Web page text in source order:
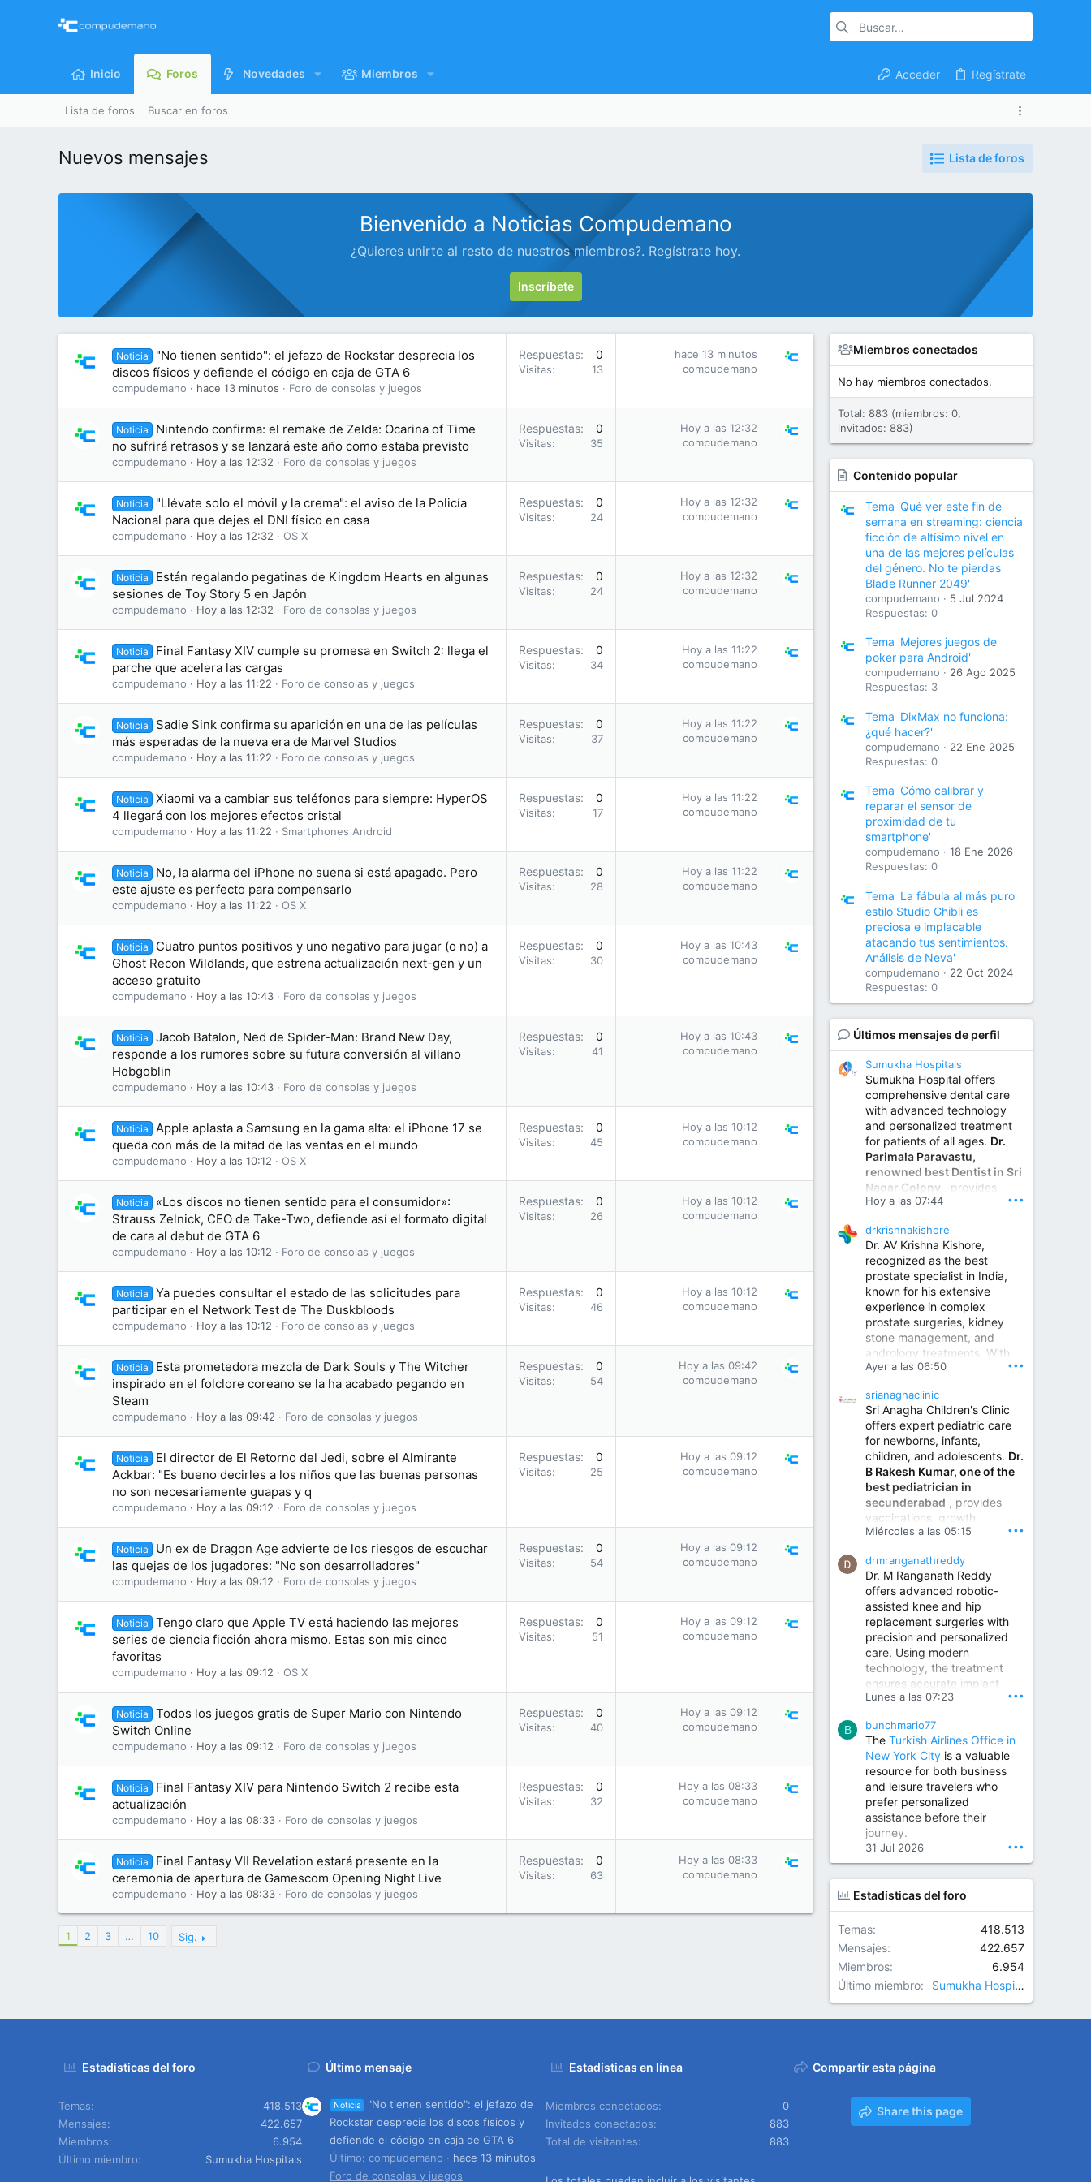
Inicio Foros Novedades Miembros Acceder Regístrate
Lista de foros Buscar en foros
Nuevos mensajes Lista de foros
Bienvenido a Noticias Compudemano
¿Quieres unirte al resto de nuestros miembros?. Regístrate hoy.
Inscríbete
Noticia
"No tienen sentido": el jefazo de Rockstar desprecia los
discos físicos y defiende el código en caja de GTA 6
compudemano hace 13 minutos Foro de consolas y juegos
Respuestas 0
Visitas 13
hace 13 minutos
compudemano
Noticia
Nintendo confirma: el remake de Zelda: Ocarina of Time
no sufrirá retrasos y se lanzará este año como estaba previsto
compudemano Hoy a las 12:32 Foro de consolas y juegos
Respuestas 0
Visitas 35
Hoy a las 12:32
compudemano
Noticia
"Llévate solo el móvil y la crema": el aviso de la Policía
Nacional para que dejes el DNI físico en casa
compudemano Hoy a las 12:32 OS X
Respuestas 0
Visitas 24
Hoy a las 12:32
compudemano
Noticia
Están regalando pegatinas de Kingdom Hearts en algunas
sesiones de Toy Story 5 en Japón
compudemano Hoy a las 12:32 Foro de consolas y juegos
Respuestas 0
Visitas 24
Hoy a las 12:32
compudemano
Noticia
Final Fantasy XIV cumple su promesa en Switch 2: llega el
parche que acelera las cargas
compudemano Hoy a las 11:22 Foro de consolas y juegos
Respuestas 0
Visitas 34
Hoy a las 11:22
compudemano
Noticia
Sadie Sink confirma su aparición en una de las películas
más esperadas de la nueva era de Marvel Studios
compudemano Hoy a las 11:22 Foro de consolas y juegos
Respuestas 0
Visitas 37
Hoy a las 11:22
compudemano
Noticia
Xiaomi va a cambiar sus teléfonos para siempre: HyperOS
4 llegará con los mejores efectos cristal
compudemano Hoy a las 11:22 Smartphones Android
Respuestas 0
Visitas 17
Hoy a las 11:22
compudemano
Noticia
No, la alarma del iPhone no suena si está apagado. Pero
este ajuste es perfecto para compensarlo
compudemano Hoy a las 11:22 OS X
Respuestas 0
Visitas 28
Hoy a las 11:22
compudemano
Noticia
Cuatro puntos positivos y uno negativo para jugar (o no) a
Ghost Recon Wildlands, que estrena actualización next-gen y un
acceso gratuito
compudemano Hoy a las 10:43 Foro de consolas y juegos
Respuestas 0
Visitas 30
Hoy a las 10:43
compudemano
Noticia
Jacob Batalon, Ned de Spider-Man: Brand New Day,
responde a los rumores sobre su futura conversión al villano
Hobgoblin
compudemano Hoy a las 10:43 Foro de consolas y juegos
Respuestas 0
Visitas 41
Hoy a las 10:43
compudemano
Noticia
Apple aplasta a Samsung en la gama alta: el iPhone 17 se
queda con más de la mitad de las ventas en el mundo
compudemano Hoy a las 10:12 OS X
Respuestas 0
Visitas 45
Hoy a las 10:12
compudemano
Noticia
«Los discos no tienen sentido para el consumidor»:
Strauss Zelnick, CEO de Take-Two, defiende así el formato digital
de cara al debut de GTA 6
compudemano Hoy a las 10:12 Foro de consolas y juegos
Respuestas 0
Visitas 26
Hoy a las 10:12
compudemano
Noticia
Ya puedes consultar el estado de las solicitudes para
participar en el Network Test de The Duskbloods
compudemano Hoy a las 10:12 Foro de consolas y juegos
Respuestas 0
Visitas 46
Hoy a las 10:12
compudemano
Noticia
Esta prometedora mezcla de Dark Souls y The Witcher
inspirado en el folclore coreano se la ha acabado pegando en
Steam
compudemano Hoy a las 09:42 Foro de consolas y juegos
Respuestas 0
Visitas 54
Hoy a las 09:42
compudemano
Noticia
El director de El Retorno del Jedi, sobre el Almirante
Ackbar: "Es bueno decirles a los niños que las buenas personas
no son necesariamente guapas y q
compudemano Hoy a las 09:12 Foro de consolas y juegos
Respuestas 0
Visitas 25
Hoy a las 09:12
compudemano
Noticia
Un ex de Dragon Age advierte de los riesgos de escuchar
las quejas de los jugadores: "No son desarrolladores"
compudemano Hoy a las 09:12 Foro de consolas y juegos
Respuestas 0
Visitas 54
Hoy a las 09:12
compudemano
Noticia
Tengo claro que Apple TV está haciendo las mejores
series de ciencia ficción ahora mismo. Estas son mis cinco
favoritas
compudemano Hoy a las 09:12 OS X
Respuestas 0
Visitas 51
Hoy a las 09:12
compudemano
Noticia
Todos los juegos gratis de Super Mario con Nintendo
Switch Online
compudemano Hoy a las 09:12 Foro de consolas y juegos
Respuestas 0
Visitas 40
Hoy a las 09:12
compudemano
Noticia
Final Fantasy XIV para Nintendo Switch 2 recibe esta
actualización
compudemano Hoy a las 08:33 Foro de consolas y juegos
Respuestas 0
Visitas 32
Hoy a las 08:33
compudemano
Noticia
Final Fantasy VII Revelation estará presente en la
ceremonia de apertura de Gamescom Opening Night Live
compudemano Hoy a las 08:33 Foro de consolas y juegos
Respuestas 0
Visitas 63
Hoy a las 08:33
compudemano
1 2 3 … 10 Sig.
Miembros conectados
No hay miembros conectados.
Total: 883 (miembros: 0,
invitados: 883)
Contenido popular
Tema 'Qué ver este fin de
semana en streaming: ciencia
ficción de altísimo nivel en
una de las mejores películas
del género. No te pierdas
Blade Runner 2049'
compudemano
5 Jul 2024
Respuestas: 0
Tema 'Mejores juegos de
poker para Android'
compudemano
26 Ago 2025
Respuestas: 3
Tema 'DixMax no funciona:
¿qué hacer?'
compudemano
22 Ene 2025
Respuestas: 0
Tema 'Cómo calibrar y
reparar el sensor de
proximidad de tu
smartphone'
compudemano
18 Ene 2026
Respuestas: 0
Tema 'La fábula al más puro
estilo Studio Ghibli es
preciosa e implacable
atacando tus sentimientos.
Análisis de Neva'
compudemano
22 Oct 2024
Respuestas: 0
Últimos mensajes de perfil
Sumukha Hospitals
Sumukha Hospital offers
comprehensive dental care
with advanced technology
and personalized treatment
for patients of all ages. Dr.
Parimala Paravastu,
renowned best Dentist in Sri
Nagar Colony , provides
expert care for tooth pain,
treatment, dental implants,
smile designing, cosmetic
dentistry.
Sumukha Hospital | Ear, Nose & Throat, Dental & Maxillofacial Surgery Center
www.sumukhahospitals.co
m
Hoy a las 07:44 •••
drkrishnakishore
Dr. AV Krishna Kishore,
recognized as the best
prostate specialist in India,
known for his extensive
experience in complex
prostate surgeries, kidney
stone management, and
andrology treatments. With
years of surgical practice and
invasive and robotic
techniques.
Best Urologist in Vijayawada | Urology Specialist in Vijayawada
Dr. A. V. Krishna Kishore,
the Best Urologist...
www.drkrishnakishore.com
Ayer a las 06:50 •••
srianaghaclinic
Sri Anagha Children's Clinic
offers expert pediatric care
for newborns, infants,
children, and adolescents. Dr.
B Rakesh Kumar, one of the
best pediatrician in
secunderabad , provides
vaccinations, growth
monitoring, newborn care,
illnesses, nutrition guidance,
and preventive healthcare in
a child-friendly environment.
Children Hospital in Secunderabad | Best Pediatrician in Hyderabad | Neonatologist in Medchal
Our pediatrician and
Neonatologist team at...
www.srianaghaclinic.com
Miércoles a las 05:15 •••
drmranganathreddy
Dr. M Ranganath Reddy
offers advanced robotic-
assisted knee and hip
replacement surgeries with
precision and personalized
care. Using modern
technology, the treatment
ensures accurate implant
placement, reduced pain,
improved joint function,
helping patients return to an
active and comfortable
lifestyle.
Orthopedic Surgeon in Kondapur | Best Orthopedic Doctor in Kondapur | Dr. M. Ranganath Reddy
Consult Dr. M. Ranganath
Reddy, the best...
www.drranganathreddy.co
m
Lunes a las 07:23 •••
B bunchmario77
The Turkish Airlines Office in
New York City is a valuable
resource for both business
and leisure travelers who
prefer personalized
assistance before their
journey.
31 Jul 2026 •••
Estadísticas del foro
Temas
418.513
Mensajes
422.657
Miembros
6.954
Último miembro
Sumukha Hospitals
Estadísticas del foro
Temas
418.513
Mensajes
422.657
Miembros
6.954
Último miembro
Sumukha Hospitals
Último mensaje
Noticia
"No tienen sentido": el jefazo de
Rockstar desprecia los discos físicos y
defiende el código en caja de GTA 6
Último: compudemano
hace 13 minutos
Foro de consolas y juegos
Estadísticas en línea
Miembros conectados
0
Invitados conectados
883
Total de visitantes
883
Compartir esta página
Share this page